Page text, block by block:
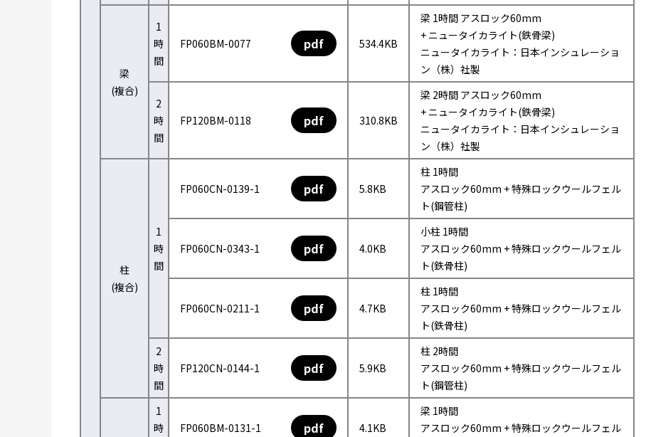
梁
(複合)
1
時
間
FP060BM-0077 pdf 534.4KB
梁 1時間 アスロック60mm
+ ニュータイカライト(鉄骨梁)
ニュータイカライト：日本インシュレーショ
ン（株）社製
2
時
間
FP120BM-0118 pdf 310.8KB
梁 2時間 アスロック60mm
+ ニュータイカライト(鉄骨梁)
ニュータイカライト：日本インシュレーショ
ン（株）社製
柱
(複合)
1
時
間
FP060CN-0139-1 pdf 5.8KB
柱 1時間
アスロック60mm + 特殊ロックウールフェル
ト(鋼管柱)
FP060CN-0343-1 pdf 4.0KB
小柱 1時間
アスロック60mm + 特殊ロックウールフェル
ト(鉄骨柱)
FP060CN-0211-1 pdf 4.7KB
柱 1時間
アスロック60mm + 特殊ロックウールフェル
ト(鉄骨柱)
2
時
間
FP120CN-0144-1 pdf 5.9KB
柱 2時間
アスロック60mm + 特殊ロックウールフェル
ト(鋼管柱)
1
時
FP060BM-0131-1 pdf 4.1KB
梁 1時間
アスロック60mm + 特殊ロックウールフェル